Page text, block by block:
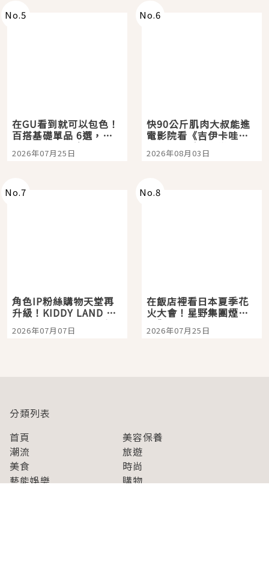
No.5
在GU看到就可以包色！
百搭基礎單品 6選，閉
眼全收也不心疼
2026年07月25日
No.6
快90公斤肌肉大叔能進
電影院看《吉伊卡哇》
嗎？日本重金屬樂團
「打首」會長與nagano
2026年08月03日
No.7
角色IP粉絲購物天堂再
升級！KIDDY LAND 原
宿店吉伊卡哇迎客，新
開幕 OMOKADO 店3分
2026年07月07日
No.8
在飯店裡看日本夏季花
火大會！星野集團煙火
景觀飯店6選，讓你不用
人擠人悠閒欣賞
2026年07月25日
分類列表
首頁
美容保養
潮流
旅遊
美食
時尚
藝能娛樂
購物